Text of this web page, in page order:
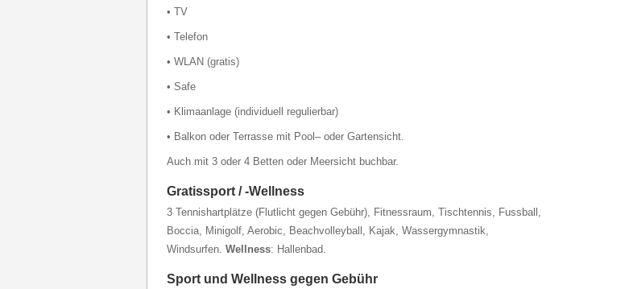
• TV
• Telefon
• WLAN (gratis)
• Safe
• Klimaanlage (individuell regulierbar)
• Balkon oder Terrasse mit Pool– oder Gartensicht.
Auch mit 3 oder 4 Betten oder Meersicht buchbar.
Gratissport / -Wellness
3 Tennishartplätze (Flutlicht gegen Gebühr), Fitnessraum, Tischtennis, Fussball,
Boccia, Minigolf, Aerobic, Beachvolleyball, Kajak, Wassergymnastik,
Windsurfen. Wellness: Hallenbad.
Sport und Wellness gegen Gebühr